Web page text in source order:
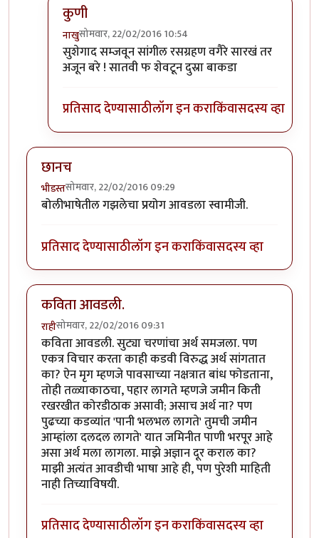
कुणी
नाखुसोमवार, 22/02/2016 10:54
In reply to+११byप्राची अश्विनी
सुशेगाद सम्जवून सांगील रसग्रहण वगैरे सारखं तर
अजून बरे ! सातवी फ शेवटून दुस्रा बाकडा
प्रतिसाद देण्यासाठीलॉग इन कराकिंवासदस्य व्हा
छानच
भीडस्तसोमवार, 22/02/2016 09:29
बोलीभाषेतील गझलेचा प्रयोग आवडला स्वामीजी.
प्रतिसाद देण्यासाठीलॉग इन कराकिंवासदस्य व्हा
कविता आवडली.
राहीसोमवार, 22/02/2016 09:31
कविता आवडली. सुट्या चरणांचा अर्थ समजला. पण
एकत्र विचार करता काही कडवी विरुद्ध अर्थ सांगतात
का? ऐन मृग म्हणजे पावसाच्या नक्षत्रात बांध फोडताना,
तोही तळ्याकाठचा, पहार लागते म्हणजे जमीन किती
रखरखीत कोरडीठाक असावी; असाच अर्थ ना? पण
पुढच्या कडव्यांत 'पानी भलभल लागते' तुमची जमीन
आम्हांला दलदल लागते' यात जमिनीत पाणी भरपूर आहे
असा अर्थ मला लागला. माझे अज्ञान दूर कराल का?
माझी अत्यंत आवडीची भाषा आहे ही, पण पुरेशी माहिती
नाही तिच्याविषयी.
प्रतिसाद देण्यासाठीलॉग इन कराकिंवासदस्य व्हा